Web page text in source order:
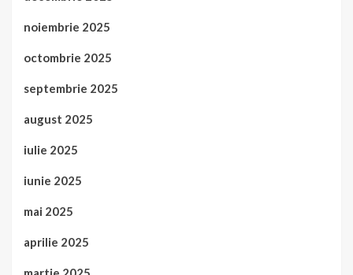
noiembrie 2025
octombrie 2025
septembrie 2025
august 2025
iulie 2025
iunie 2025
mai 2025
aprilie 2025